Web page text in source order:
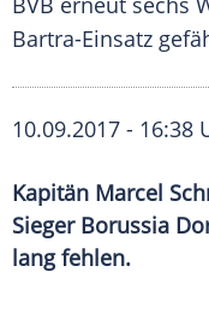
Bartra-Einsatz
10.09.2017 - 16:38
Kapitän Marcel
Sieger Borussia
lang fehlen.